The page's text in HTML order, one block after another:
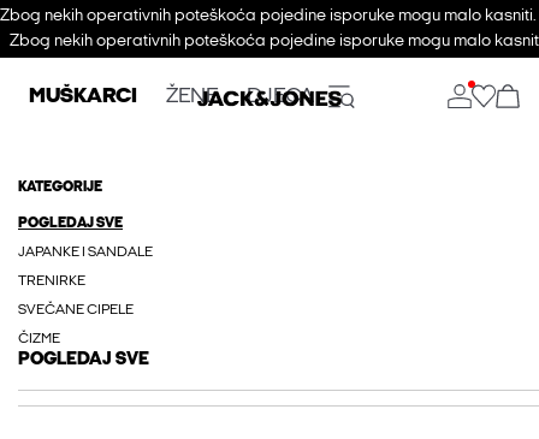
Zbog nekih operativnih poteškoća pojedine isporuke mogu malo
Zbog nekih operativnih poteškoća pojedine isporuke mogu malo
MUŠKARCI ŽENE DJECA
KATEGORIJE
POGLEDAJ SVE
JAPANKE I SANDALE
TRENIRKE
SVEČANE CIPELE
ČIZME
POGLEDAJ SVE